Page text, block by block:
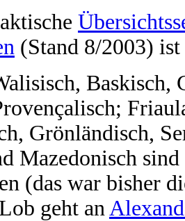
(Stand 8/2003)
Grönländisch,
Mazedonisch
(das war bisher
geht an